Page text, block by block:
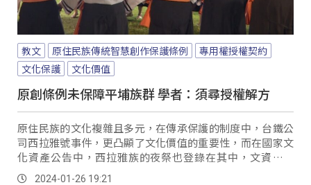
教文 原住民族傳統智慧創作保護條例
專用權授權契約
文化保護
文化價值
原創條例未保障平埔族群 學者：須尋授權解方
原住民族的文化複雜且多元，在傳承保護的制度中，台鐵公
司西拉雅號事件，更凸顯了文化價值的重要性，而在國家文
化資產公告中，西拉雅族的夜祭也登錄在其中，文資局表
示，面對文化的保護，可以申請有形或是無形的文化資產。
2024-01-26 19:21